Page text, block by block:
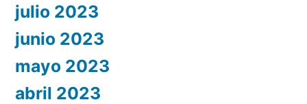
julio 2023
junio 2023
mayo 2023
abril 2023